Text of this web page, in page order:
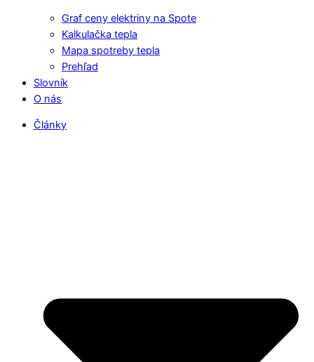
Graf ceny elektriny na Spote
Kalkulačka tepla
Mapa spotreby tepla
Prehľad
Slovník
O nás
Články